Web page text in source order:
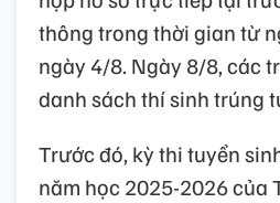
thông trong thời gian từ
ngày 4/8. Ngày 8/8, các
danh sách thí sinh trúng
Trước đó, kỳ thi tuyển
năm học 2025-2026 của